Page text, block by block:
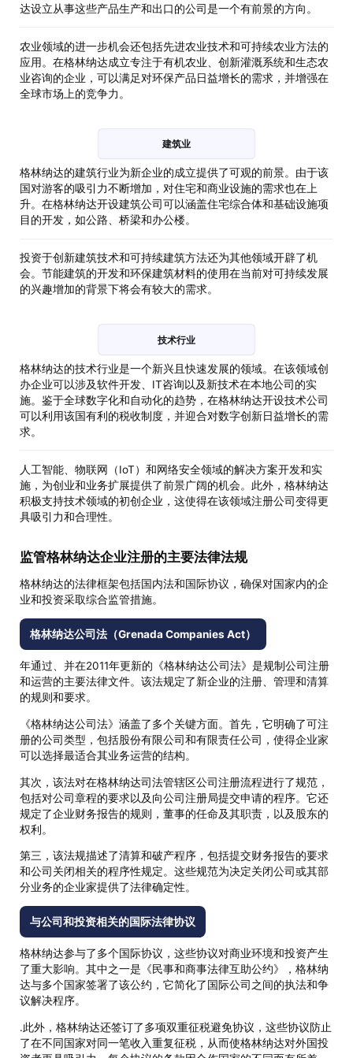
达设立从事这些产品生产和出口的公司是一个有前景的方向。
农业领域的进一步机会还包括先进农业技术和可持续农业方法的
应用。在格林纳达成立专注于有机农业、创新灌溉系统和生态农
业咨询的企业，可以满足对环保产品日益增长的需求，并增强在
全球市场上的竞争力。
建筑业
格林纳达的建筑行业为新企业的成立提供了可观的前景。由于该
国对游客的吸引力不断增加，对住宅和商业设施的需求也在上
升。在格林纳达开设建筑公司可以涵盖住宅综合体和基础设施项
目的开发，如公路、桥梁和办公楼。
投资于创新建筑技术和可持续建筑方法还为其他领域开辟了机
会。节能建筑的开发和环保建筑材料的使用在当前对可持续发展
的兴趣增加的背景下将会有较大的需求。
技术行业
格林纳达的技术行业是一个新兴且快速发展的领域。在该领域创
办企业可以涉及软件开发、IT咨询以及新技术在本地公司的实
施。鉴于全球数字化和自动化的趋势，在格林纳达开设技术公司
可以利用该国有利的税收制度，并迎合对数字创新日益增长的需
求。
人工智能、物联网（IoT）和网络安全领域的解决方案开发和实
施，为创业和业务扩展提供了前景广阔的机会。此外，格林纳达
积极支持技术领域的初创企业，这使得在该领域注册公司变得更
具吸引力和合理性。
监管格林纳达企业注册的主要法律法规
格林纳达的法律框架包括国内法和国际协议，确保对国家内的企
业和投资采取综合监管措施。
格林纳达公司法（Grenada Companies Act）
年通过、并在2011年更新的《格林纳达公司法》是规制公司注册
和运营的主要法律文件。该法规定了新企业的注册、管理和清算
的规则和要求。
《格林纳达公司法》涵盖了多个关键方面。首先，它明确了可注
册的公司类型，包括股份有限公司和有限责任公司，使得企业家
可以选择最适合其业务运营的结构。
其次，该法对在格林纳达司法管辖区公司注册流程进行了规范，
包括对公司章程的要求以及向公司注册局提交申请的程序。它还
规定了企业财务报告的规则，董事的任命及其职责，以及股东的
权利。
第三，该法规描述了清算和破产程序，包括提交财务报告的要求
和公司关闭相关的程序性规定。这些规范为决定关闭公司或其部
分业务的企业家提供了法律确定性。
与公司和投资相关的国际法律协议
格林纳达参与了多个国际协议，这些协议对商业环境和投资产生
了重大影响。其中之一是《民事和商事法律互助公约》，格林纳
达与多个国家签署了该公约，它简化了国际公司之间的执法和争
议解决程序。
.此外，格林纳达还签订了多项双重征税避免协议，这些协议防止
了在不同国家对同一笔收入重复征税，从而使格林纳达对外国投